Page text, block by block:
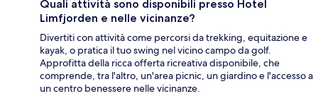
Quali attività sono disponibili presso Hotel
Limfjorden e nelle vicinanze?
Divertiti con attività come percorsi da trekking, equitazione e
kayak, o pratica il tuo swing nel vicino campo da golf.
Approfitta della ricca offerta ricreativa disponibile, che
comprende, tra l'altro, un'area picnic, un giardino e l'accesso a
un centro benessere nelle vicinanze.